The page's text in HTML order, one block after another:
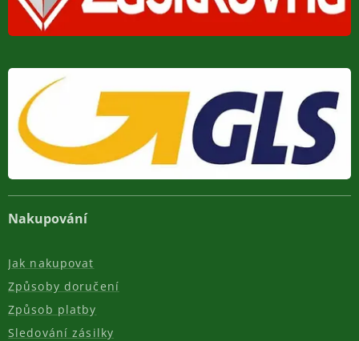
Nakupování
Jak nakupovat
Způsoby doručení
Způsob platby
Sledování zásilky